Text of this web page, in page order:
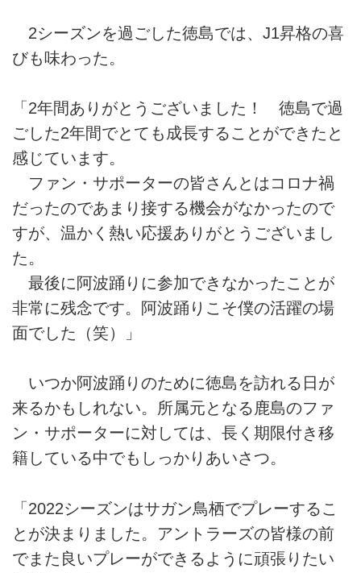
2シーズンを過ごした徳島では、J1昇格の喜
びも味わった。
「2年間ありがとうございました！ 徳島で過
ごした2年間でとても成長することができたと
感じています。
ファン・サポーターの皆さんとはコロナ禍
だったのであまり接する機会がなかったので
すが、温かく熱い応援ありがとうございまし
た。
最後に阿波踊りに参加できなかったことが
非常に残念です。阿波踊りこそ僕の活躍の場
面でした（笑）」
いつか阿波踊りのために徳島を訪れる日が
来るかもしれない。所属元となる鹿島のファ
ン・サポーターに対しては、長く期限付き移
籍している中でもしっかりあいさつ。
「2022シーズンはサガン鳥栖でプレーするこ
とが決まりました。アントラーズの皆様の前
でまた良いプレーができるように頑張りたい